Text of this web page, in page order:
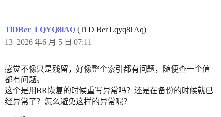
TiDBer_LQYQ8lAQ (Ti D Ber Lqyq8l Aq)
2026 年6 月 5 日 07:11
13
感觉不像只是残留，好像整个索引都有问题，随便查一个值
都有问题。
这个是用BR恢复的时候重写异常吗？还是在备份的时候就已
经异常了？怎么避免这样的异常呢？